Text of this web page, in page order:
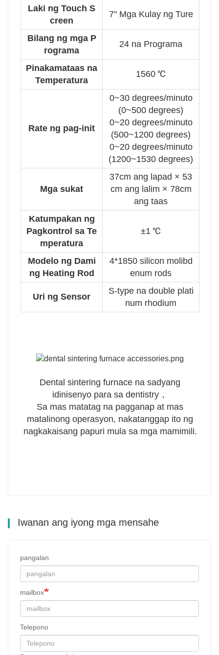
Laki ng Touch S
creen
7'' Mga Kulay ng Ture
Bilang ng mga P
rograma
24 na Programa
Pinakamataas na
Temperatura
1560 ℃
Rate ng pag-init
0~30 degrees/minuto
(0~500 degrees)
0~20 degrees/minuto
(500~1200 degrees)
0~20 degrees/minuto
(1200~1530 degrees)
Mga sukat
37cm ang lapad × 53
cm ang lalim × 78cm
ang taas
Katumpakan ng
Pagkontrol sa Te
mperatura
±1 ℃
Modelo ng Dami
ng Heating Rod
4*1850 silicon molibd
enum rods
Uri ng Sensor
S-type na double plati
num rhodium
Dental sintering furnace na sadyang
idinisenyo para sa dentistry，
Sa mas matatag na pagganap at mas
matalinong operasyon, nakatanggap ito ng
nagkakaisang papuri mula sa mga mamimili.
Iwanan ang iyong mga mensahe
pangalan
mailbox
Telepono